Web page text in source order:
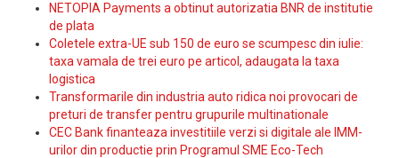
NETOPIA Payments a obtinut autorizatia BNR de institutie
de plata
Coletele extra-UE sub 150 de euro se scumpesc din iulie:
taxa vamala de trei euro pe articol, adaugata la taxa
logistica
Transformarile din industria auto ridica noi provocari de
preturi de transfer pentru grupurile multinationale
CEC Bank finanteaza investitiile verzi si digitale ale IMM-
urilor din productie prin Programul SME Eco-Tech